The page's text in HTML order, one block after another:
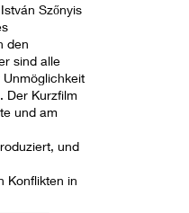
Szőnyis
den
sind alle
Der Kurzfilm
und am
und
Konflikten in